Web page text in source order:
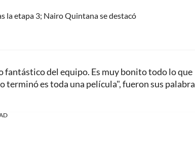
la etapa 3; Nairo Quintana se destacó
del equipo. Es muy bonito todo lo que
terminó es toda una película", fueron sus